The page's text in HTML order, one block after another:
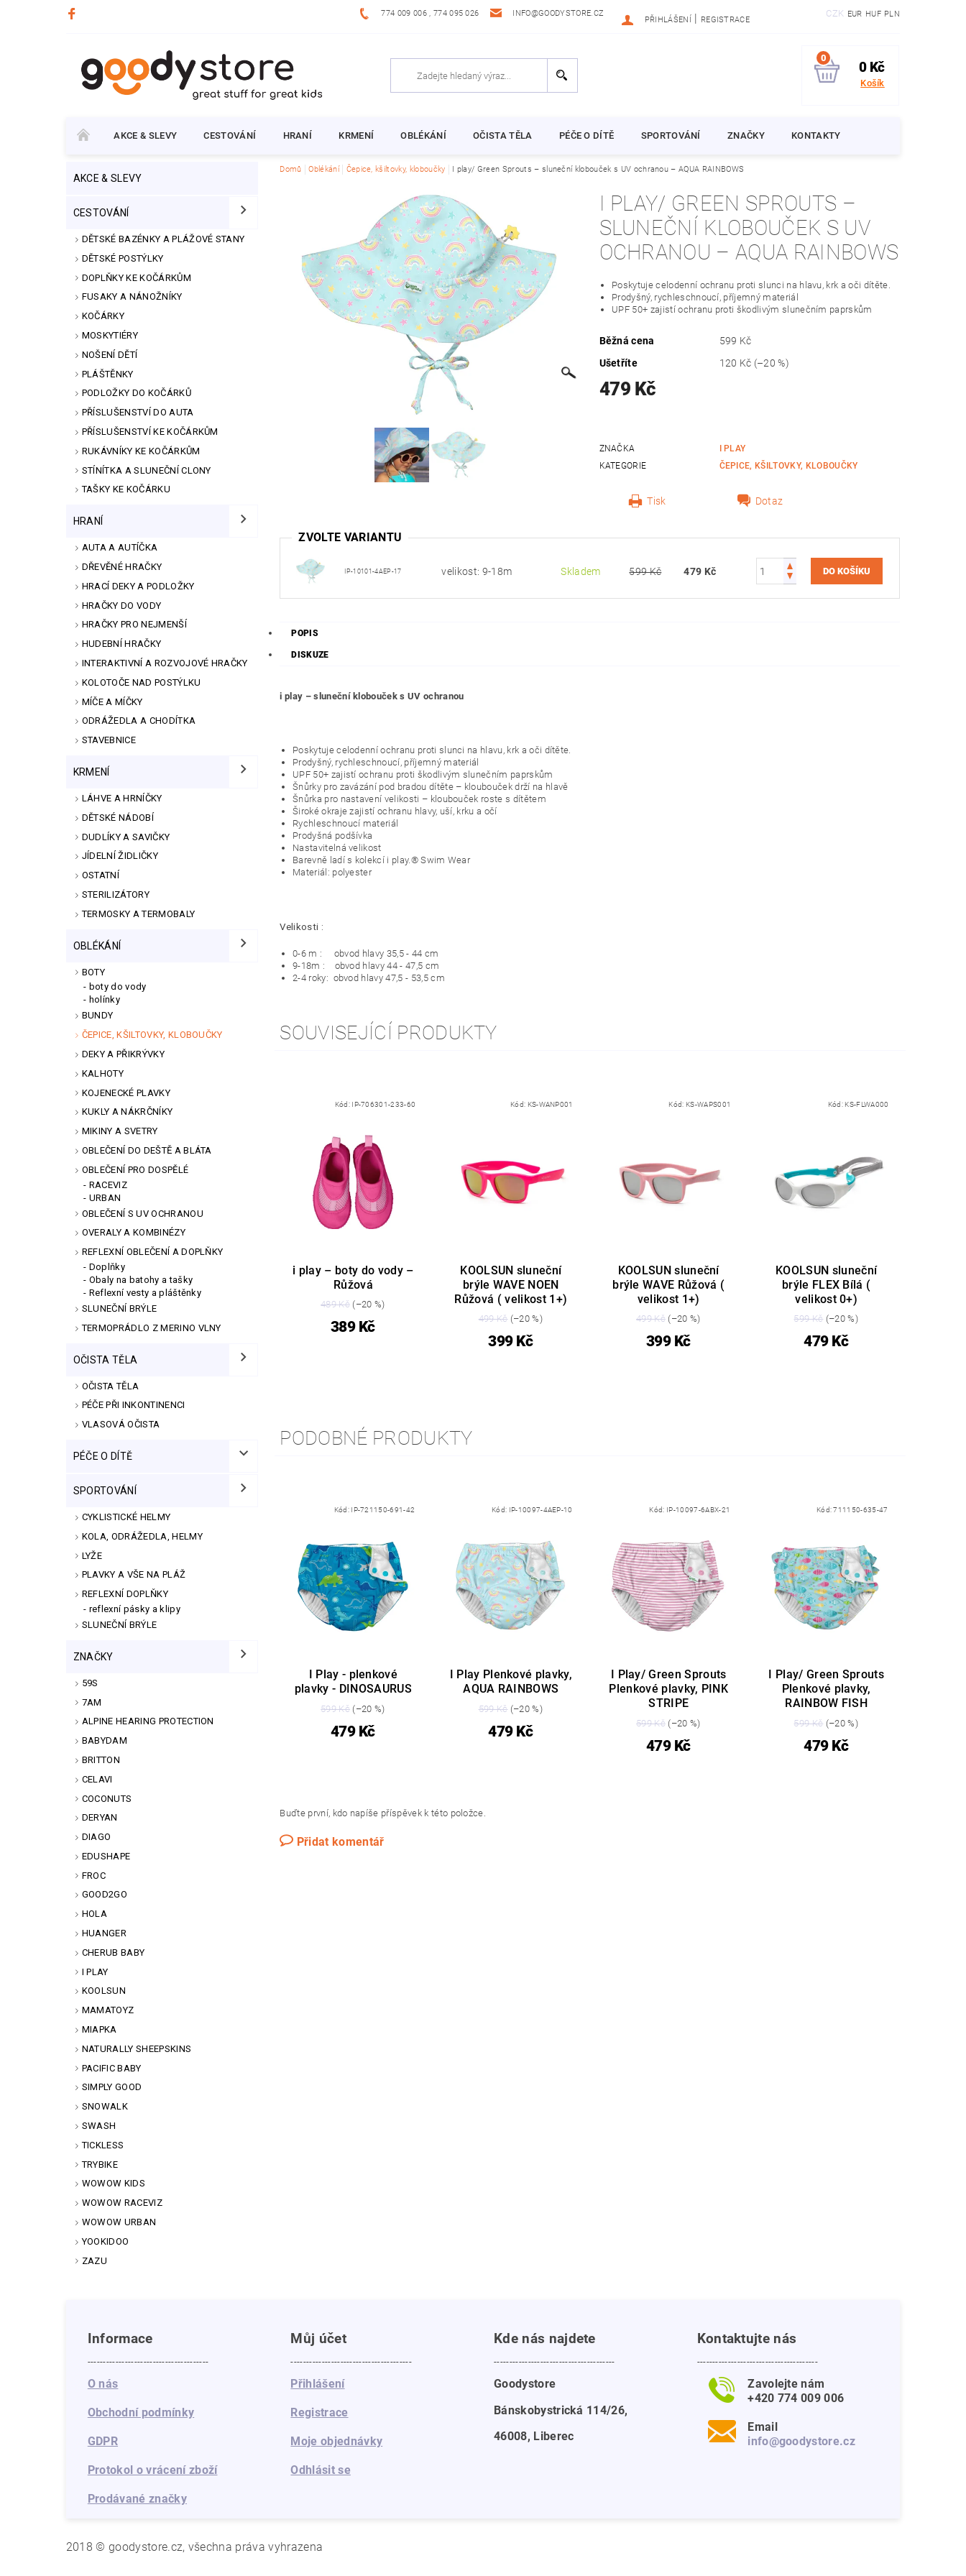
774 009 006 , 774 095 026 INFO@GOODYSTORE.CZ CZK EUR HUF PLN
PŘIHLÁŠENÍ | REGISTRACE
0
0 Kč
Košík
AKCE & SLEVY CESTOVÁNÍ HRANÍ KRMENÍ OBLÉKÁNÍ OČISTA TĚLA PÉČE O DÍTĚ SPORTOVÁNÍ ZNAČKY KONTAKTY
AKCE & SLEVY
CESTOVÁNÍ
DĚTSKÉ BAZÉNKY A PLÁŽOVÉ STANY
DĚTSKÉ POSTÝLKY
DOPLŇKY KE KOČÁRKŮM
FUSAKY A NÁNOŽNÍKY
KOČÁRKY
MOSKYTIÉRY
NOŠENÍ DĚTÍ
PLÁŠTĚNKY
PODLOŽKY DO KOČÁRKŮ
PŘÍSLUŠENSTVÍ DO AUTA
PŘÍSLUŠENSTVÍ KE KOČÁRKŮM
RUKÁVNÍKY KE KOČÁRKŮM
STÍNÍTKA A SLUNEČNÍ CLONY
TAŠKY KE KOČÁRKU
HRANÍ
AUTA A AUTÍČKA
DŘEVĚNÉ HRAČKY
HRACÍ DEKY A PODLOŽKY
HRAČKY DO VODY
HRAČKY PRO NEJMENŠÍ
HUDEBNÍ HRAČKY
INTERAKTIVNÍ A ROZVOJOVÉ HRAČKY
KOLOTOČE NAD POSTÝLKU
MÍČE A MÍČKY
ODRÁŽEDLA A CHODÍTKA
STAVEBNICE
KRMENÍ
LÁHVE A HRNÍČKY
DĚTSKÉ NÁDOBÍ
DUDLÍKY A SAVIČKY
JÍDELNÍ ŽIDLIČKY
OSTATNÍ
STERILIZÁTORY
TERMOSKY A TERMOBALY
OBLÉKÁNÍ
BOTY
boty do vody
holínky
BUNDY
ČEPICE, KŠILTOVKY, KLOBOUČKY
DEKY A PŘIKRÝVKY
KALHOTY
KOJENECKÉ PLAVKY
KUKLY A NÁKRČNÍKY
MIKINY A SVETRY
OBLEČENÍ DO DEŠTĚ A BLÁTA
OBLEČENÍ PRO DOSPĚLÉ
RACEVIZ
URBAN
OBLEČENÍ S UV OCHRANOU
OVERALY A KOMBINÉZY
REFLEXNÍ OBLEČENÍ A DOPLŇKY
Doplňky
Obaly na batohy a tašky
Reflexní vesty a pláštěnky
SLUNEČNÍ BRÝLE
TERMOPRÁDLO Z MERINO VLNY
OČISTA TĚLA
OČISTA TĚLA
PÉČE PŘI INKONTINENCI
VLASOVÁ OČISTA
PÉČE O DÍTĚ
SPORTOVÁNÍ
CYKLISTICKÉ HELMY
KOLA, ODRÁŽEDLA, HELMY
LYŽE
PLAVKY A VŠE NA PLÁŽ
REFLEXNÍ DOPLŇKY
reflexní pásky a klipy
SLUNEČNÍ BRÝLE
ZNAČKY
59S
7AM
ALPINE HEARING PROTECTION
BABYDAM
BRITTON
CELAVI
COCONUTS
DERYAN
DIAGO
EDUSHAPE
FROC
GOOD2GO
HOLA
HUANGER
CHERUB BABY
I PLAY
KOOLSUN
MAMATOYZ
MIAPKA
NATURALLY SHEEPSKINS
PACIFIC BABY
SIMPLY GOOD
SNOWALK
SWASH
TICKLESS
TRYBIKE
WOWOW KIDS
WOWOW RACEVIZ
WOWOW URBAN
YOOKIDOO
ZAZU
Domů Oblékání Čepice, kšiltovky, kloboučky I play/ Green Sprouts – sluneční klobouček s UV ochranou – AQUA RAINBOWS
I PLAY/ GREEN SPROUTS –
SLUNEČNÍ KLOBOUČEK S UV
OCHRANOU – AQUA RAINBOWS
Poskytuje celodenní ochranu proti slunci na hlavu, krk a oči dítěte.
Prodyšný, rychleschnoucí, příjemný materiál
UPF 50+ zajistí ochranu proti škodlivým slunečním paprskům
Běžná cena
599 Kč
Ušetříte
120 Kč (–20 %)
479 Kč
ZNAČKA
I PLAY
KATEGORIE
ČEPICE, KŠILTOVKY, KLOBOUČKY
Tisk Dotaz
ZVOLTE VARIANTU
IP-10101-4AEP-17 velikost: 9-18m Skladem 599 Kč 479 Kč
POPIS
DISKUZE
i play – sluneční klobouček s UV ochranou
Poskytuje celodenní ochranu proti slunci na hlavu, krk a oči dítěte.
Prodyšný, rychleschnoucí, příjemný materiál
UPF 50+ zajistí ochranu proti škodlivým slunečním paprskům
Šnůrky pro zavázání pod bradou dítěte – kloubouček drží na hlavě
Šnůrka pro nastavení velikosti – kloubouček roste s dítětem
Široké okraje zajistí ochranu hlavy, uší, krku a očí
Rychleschnoucí materiál
Prodyšná podšívka
Nastavitelná velikost
Barevně ladí s kolekcí i play.® Swim Wear
Materiál: polyester
Velikosti :
0-6 m : obvod hlavy 35,5 - 44 cm
9-18m : obvod hlavy 44 - 47,5 cm
2-4 roky: obvod hlavy 47,5 - 53,5 cm
SOUVISEJÍCÍ PRODUKTY
Kód: IP-706301-233-60
i play – boty do vody –
Růžová
489 Kč (–20 %)
389 Kč
Kód: KS-WANP001
KOOLSUN sluneční
brýle WAVE NOEN
Růžová ( velikost 1+)
499 Kč(–20 %)
399 Kč
Kód: KS-WAPS001
KOOLSUN sluneční
brýle WAVE Růžová (
velikost 1+)
499 Kč(–20 %)
399 Kč
Kód: KS-FLWA000
KOOLSUN sluneční
brýle FLEX Bílá (
velikost 0+)
599 Kč (–20 %)
479 Kč
PODOBNÉ PRODUKTY
Kód: IP-721150-691-42
I Play - plenkové
plavky - DINOSAURUS
599 Kč (–20 %)
479 Kč
Kód: IP-10097-4AEP-10
I Play Plenkové plavky,
AQUA RAINBOWS
599 Kč(–20 %)
479 Kč
Kód: IP-10097-6ABX-21
I Play/ Green Sprouts
Plenkové plavky, PINK
STRIPE
599 Kč(–20 %)
479 Kč
Kód:711150-635-47
I Play/ Green Sprouts
Plenkové plavky,
RAINBOW FISH
599 Kč (–20 %)
479 Kč
Buďte první, kdo napíše příspěvek k této položce.
Přidat komentář
Informace
---------------------------------------
O nás
Obchodní podmínky
GDPR
Protokol o vrácení zboží
Prodávané značky
Můj účet
---------------------------------------
Přihlášení
Registrace
Moje objednávky
Odhlásit se
Kde nás najdete
---------------------------------------
Goodystore
Bánskobystrická 114/26,
46008, Liberec
Kontaktujte nás
---------------------------------------
Zavolejte nám
+420 774 009 006
Email
info@goodystore.cz
2018 © goodystore.cz, všechna práva vyhrazena